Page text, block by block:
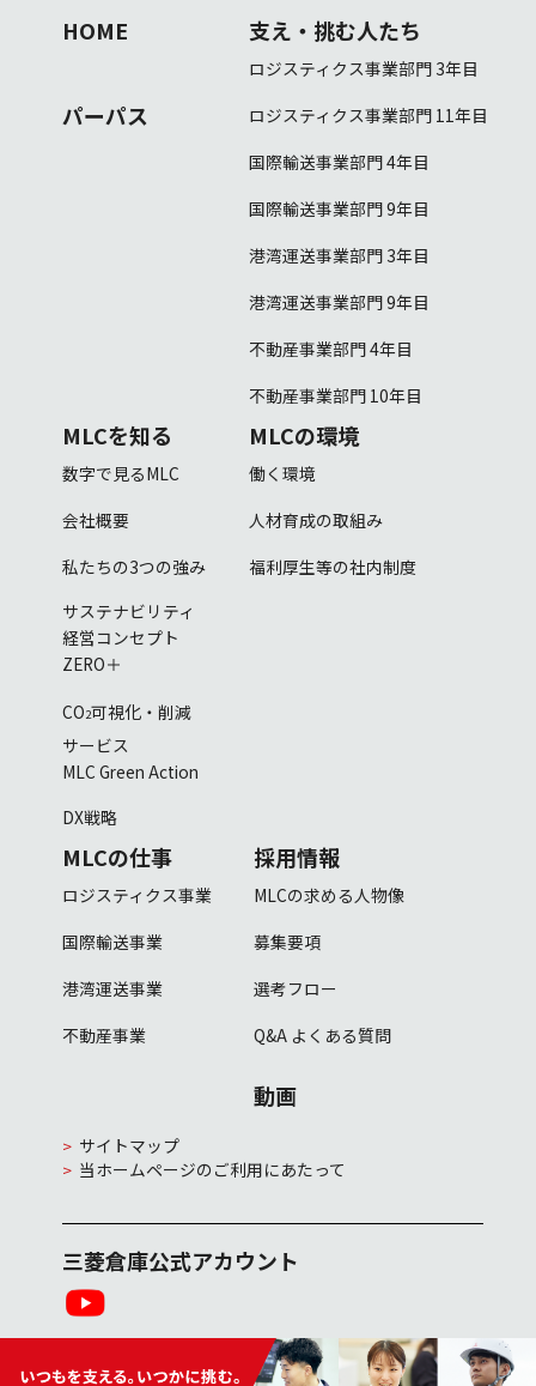
HOME
パーパス
支え・挑む人たち
ロジスティクス事業部門 3年目
ロジスティクス事業部門 11年目
国際輸送事業部門 4年目
国際輸送事業部門 9年目
港湾運送事業部門 3年目
港湾運送事業部門 9年目
不動産事業部門 4年目
不動産事業部門 10年目
MLCを知る
数字で見るMLC
会社概要
私たちの3つの強み
サステナビリティ
経営コンセプト
ZERO＋
CO2可視化・削減
サービス
MLC Green Action
DX戦略
MLCの環境
働く環境
人材育成の取組み
福利厚生等の社内制度
MLCの仕事
ロジスティクス事業
国際輸送事業
港湾運送事業
不動産事業
採用情報
MLCの求める人物像
募集要項
選考フロー
Q&Aよくある質問
動画
三菱倉庫公式アカウント
サイトマップ
当ホームページのご利用にあたって